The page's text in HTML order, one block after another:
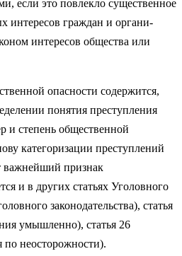
если это повлекло сущес­твенное
интересов граждан и органи­
интересов общества или
опасности содержится,
понятия преступления
и степень общественной
категоризации преступлений
важнейший признак
и в других статьях Уголовного
законодательства), статья
умышленно), статья 26
по неосторожности).